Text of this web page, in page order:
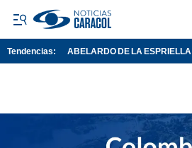
Tendencias: ABELARDO DE LA ESPRIELLA